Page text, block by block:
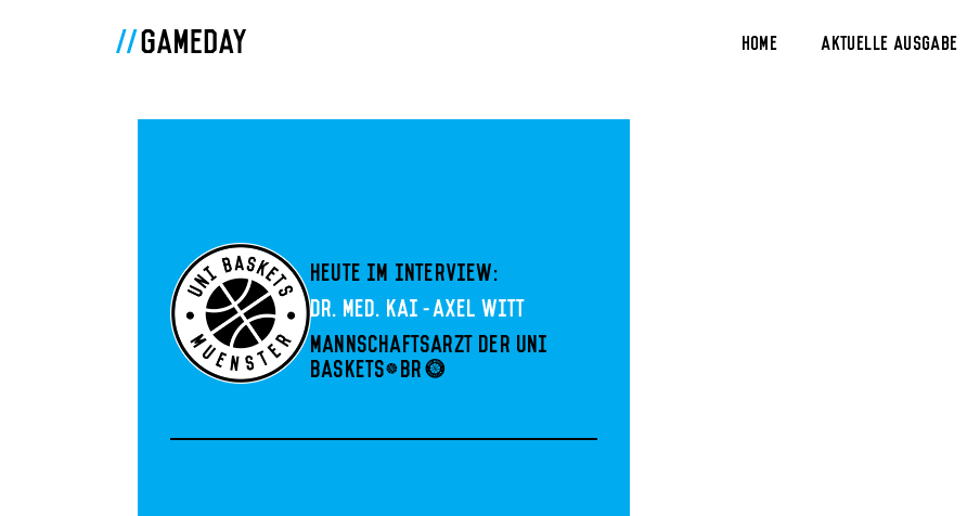
Home Aktuelle Ausgabe
Heute im Interview:
Dr. med. Kai-Axel Witt
Mannschaftsarzt der Uni
Baskets<br>